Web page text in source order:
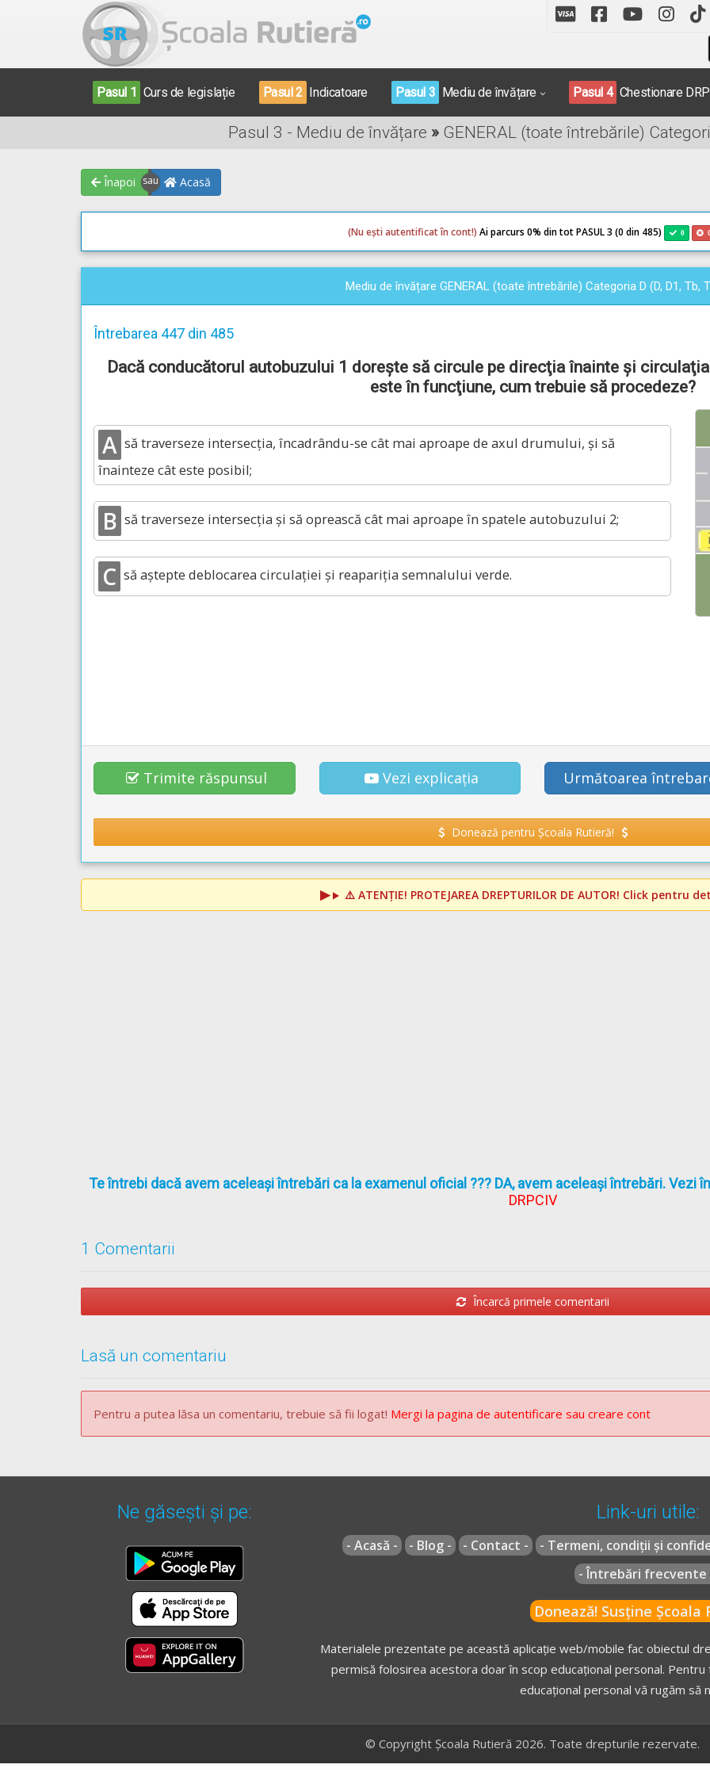
Pasul 1 Curs de legislație Pasul 2 Indicatoare Pasul 3 Mediu de învățare Pasul 4 Chestionare
Pasul 3 - Mediu de învățare » GENERAL (toate întrebările)
Înapoi Acasă
(Nu ești autentificat în cont!) Ai parcurs 0% din tot PASUL 3 (0 din 485) 0 0
Mediu de învățare GENERAL (toate întrebările) Categoria D (D, D1, Tb,
Întrebarea 447 din 485
Dacă conducătorul autobuzului 1 doreşte să circule pe direcţia înainte şi
este în funcţiune, cum trebuie să procedeze?
A să traverseze intersecţia, încadrându-se cât mai aproape de axul drumului, şi să
înainteze cât este posibil;
B să traverseze intersecţia şi să oprească cât mai aproape în spatele autobuzului 2;
C să aştepte deblocarea circulaţiei şi reapariţia semnalului verde.
Trimite răspunsul Vezi explicația Următoarea
Donează pentru Școala Rutieră!
⚠️ ATENȚIE! PROTEJAREA DREPTURILOR DE AUTOR! Click pentru
Te întrebi dacă avem aceleași întrebări ca la examenul oficial ??? DA, avem aceleași întrebări. Vezi
DRPCIV
1 Comentarii
Încarcă primele comentarii
Lasă un comentariu
Pentru a putea lăsa un comentariu, trebuie să fii logat! Mergi la pagina de autentificare sau creare cont
Ne găsești și pe: Link-uri utile:
- Acasă - - Blog - - Contact - - Termeni, condiții și
- Întrebări frecvente
Donează! Susține Școala
Materialele prezentate pe această aplicație web/mobile fac obiectul
permisă folosirea acestora doar în scop educațional personal.
educațional personal vă rugăm să
© Copyright Școala Rutieră 2026. Toate drepturile rezervate.